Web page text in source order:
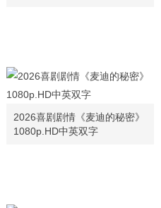
2026喜剧剧情《麦迪的秘密》
1080p.HD中英双字